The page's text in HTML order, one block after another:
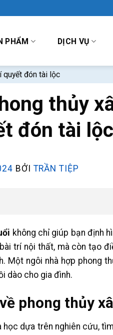
PHẨM DỊCH VỤ
quyết đón tài lộc
thủy
đón tài lộc
BỞI TRẦN TIỆP
không chỉ giúp bạn định
trí nội thất, mà còn tạo
Một ngôi nhà hợp phong
dào cho gia đình.
phong thủy
học dựa trên nghiên cứu,